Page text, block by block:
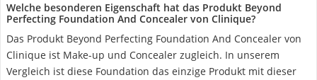
Welche besonderen Eigenschaft hat das Produkt Beyond
Perfecting Foundation And Concealer von Clinique?
Das Produkt Beyond Perfecting Foundation And Concealer von
Clinique ist Make-up und Concealer zugleich. In unserem
Vergleich ist diese Foundation das einzige Produkt mit dieser